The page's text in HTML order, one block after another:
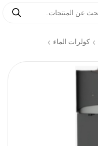
كولرات الماء